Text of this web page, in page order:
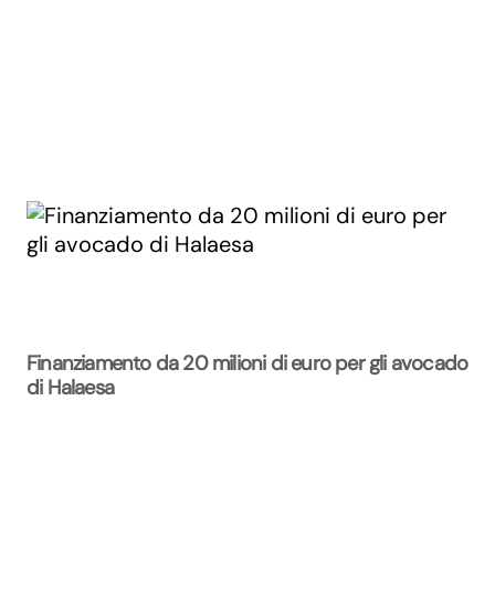
Finanziamento da 20 milioni di euro per gli avocado
di Halaesa